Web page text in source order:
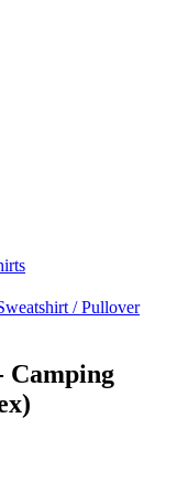
/ Pullover
Camping